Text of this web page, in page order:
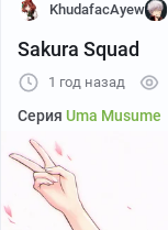
TotallyNotYolo
Больше переводов
KhudafacAyew
Sakura Squad
1 год назад
Серия Uma Musume